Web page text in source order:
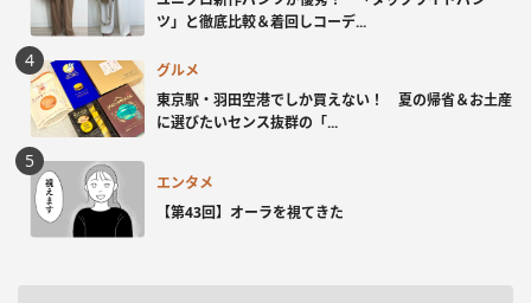
ツ」と徹底比較＆着回しコーデ...
グルメ
東京駅・羽田空港でしか買えない！ 夏の帰省＆お土産
に選びたいセンス抜群の「...
エンタメ
【第43回】オーラを視てきた